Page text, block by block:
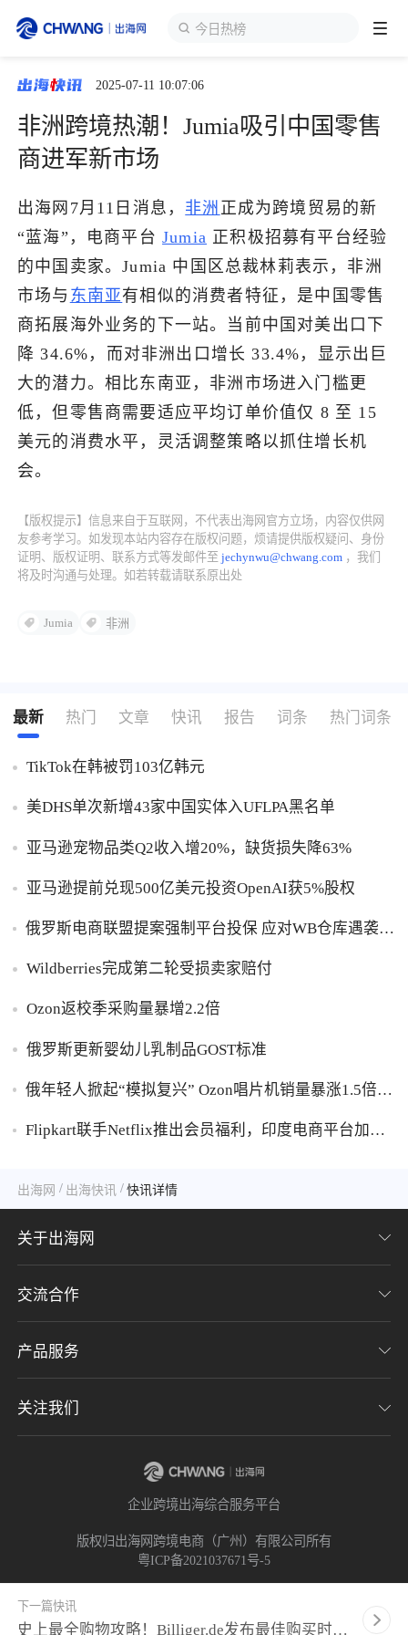
今日热榜
跨境展会
出海服务
出海资讯
跨境报告
出海导航
出海交流群
了解出海网
2025-07-11 10:07:06
非洲跨境热潮！Jumia吸引中国零售
商进军新市场
出海网7月11日消息， 非洲 正成为跨境贸易的新
“蓝海”，电商平台Jumia 正积极招募有平台经验
的中国卖家。Jumia 中国区总裁林莉表示，非洲
市场与 东南亚有相似的消费者特征，是中国零售
商拓展海外业务的下一站。当前中国对美出口下
降 34.6%，而对非洲出口增长 33.4%，显示出巨
大的潜力。相比东南亚，非洲市场进入门槛更
低，但零售商需要适应平均订单价值仅 8 至 15
美元的消费水平，灵活调整策略以抓住增长机
会。
【版权提示】信息来自于互联网，不代表出海网官方立场，内容仅供网
友参考学习。如发现本站内容存在版权问题，烦请提供版权疑问、身份
证明、版权证明、联系方式等发邮件至jechynwu@chwang.com ，我们
将及时沟通与处理。如若转载请联系原出处
Jumia 非洲
最新 热门 文章 快讯 报告 词条 热门词条
TikTok在韩被罚103亿韩元
美DHS单次新增43家中国实体入UFLPA黑名单
亚马逊宠物品类Q2收入增20%，缺货损失降63%
亚马逊提前兑现500亿美元投资OpenAI获5%股权
俄罗斯电商联盟提案强制平台投保 应对WB仓库遇袭卖
Wildberries完成第二轮受损卖家赔付
Ozon返校季采购量暴增2.2倍
俄罗斯更新婴幼儿乳制品GOST标准
俄年轻人掀起“模拟复兴” Ozon唱片机销量暴涨1.5倍黑
Flipkart联手Netflix推出会员福利，印度电商平台加码
出海网 / 出海快讯 / 快讯详情
关于出海网
关于我们
加入我们
隐私协议
交流合作
联系我们
意见反馈
产品服务
CHWE全球跨境电商展
关注我们
企业跨境出海综合服务平台
版权归出海网跨境电商（广州）有限公司所有
粤ICP备2021037671号-5
下一篇快讯
史上最全购物攻略！Billiger.de发布最佳购买时间